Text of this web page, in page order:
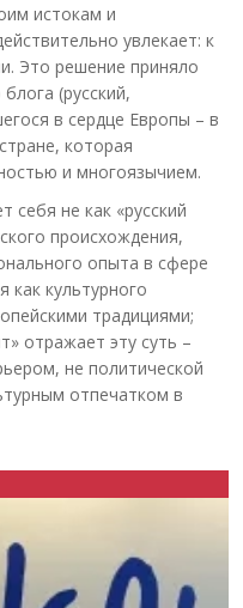
истокам и
увлекает: к
Это решение приняло
(русский,
в сердце Европы – в
которая
и многоязычием.
себя не как «русский
происхождения,
опыта в сфере
как культурного
традициями;
отражает эту суть –
не политической
отпечатком в